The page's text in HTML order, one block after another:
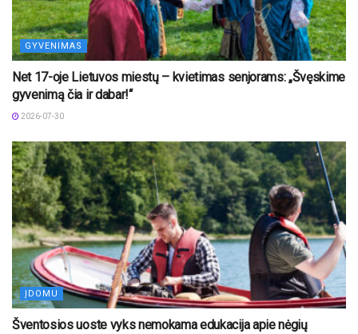
GYVENIMAS
Net 17-oje Lietuvos miestų – kvietimas senjorams: „Švęskime
gyvenimą čia ir dabar!“
2026-07-30
ĮDOMU
Šventosios uoste vyks nemokama edukacija apie nėgių